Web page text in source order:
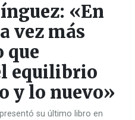
«En
vez más
que
equilibrio
y lo nuevo»
su último libro en